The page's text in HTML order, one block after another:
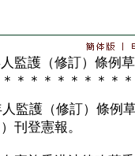
人監護（修訂）條例
＊＊＊＊＊＊＊＊
護（修訂）條例
刊登憲報。